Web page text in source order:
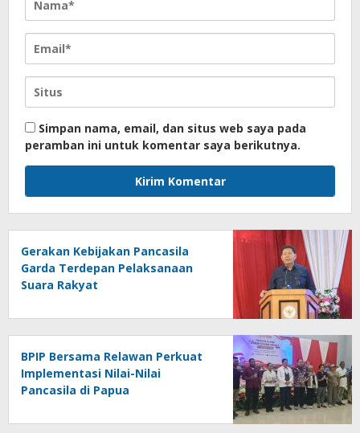
Simpan nama, email, dan situs web saya pada
peramban ini untuk komentar saya berikutnya.
Gerakan Kebijakan Pancasila
Garda Terdepan Pelaksanaan
Suara Rakyat
BPIP Bersama Relawan Perkuat
Implementasi Nilai-Nilai
Pancasila di Papua